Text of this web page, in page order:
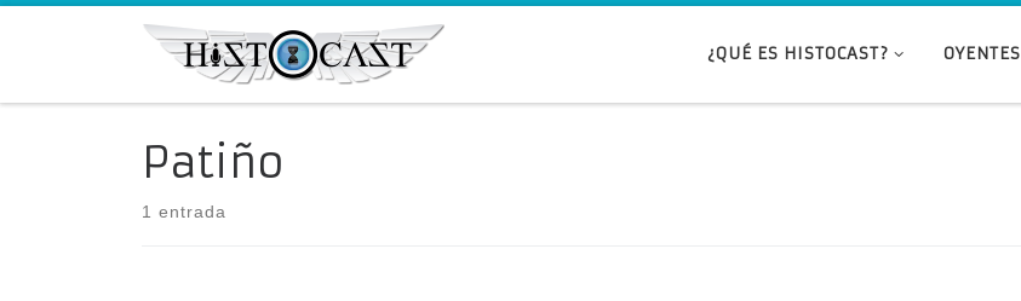
Saltar al contenido
¿QUÉ ES HISTOCAST? OYENTES
Patiño
1 entrada